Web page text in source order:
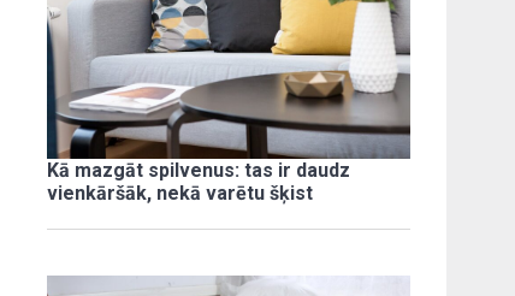
Kā mazgāt spilvenus: tas ir daudz
vienkāršāk, nekā varētu šķist